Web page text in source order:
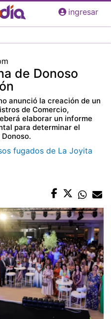
Pasar
al
principal
ingresar
de Donoso
anunció la creación de un
de Comercio,
elaborar un informe
para determinar el
fugados de La Joyita